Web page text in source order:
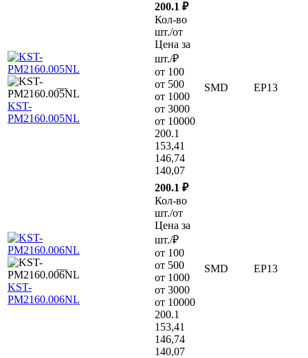
KST-
PM2160.005NL
—
200.1 ₽
Кол-во
шт./от
Цена за
шт./₽
от 100
от 500
от 1000
от 3000
от 10000
200.1
153,41
146,74
140,07
SMD EP13
KST-
PM2160.006NL
—
200.1 ₽
Кол-во
шт./от
Цена за
шт./₽
от 100
от 500
от 1000
от 3000
от 10000
200.1
153,41
146,74
140,07
SMD EP13